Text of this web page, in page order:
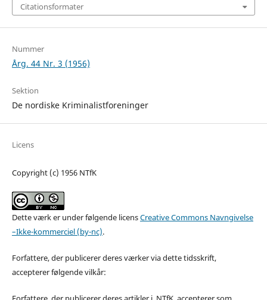
Citationsformater
Nummer
Årg. 44 Nr. 3 (1956)
Sektion
De nordiske Kriminalistforeninger
Licens
Copyright (c) 1956 NTfK
Dette værk er under følgende licensCreative Commons Navngivelse
–Ikke-kommerciel (by-nc).
Forfattere, der publicerer deres værker via dette tidsskrift,
accepterer følgende vilkår: